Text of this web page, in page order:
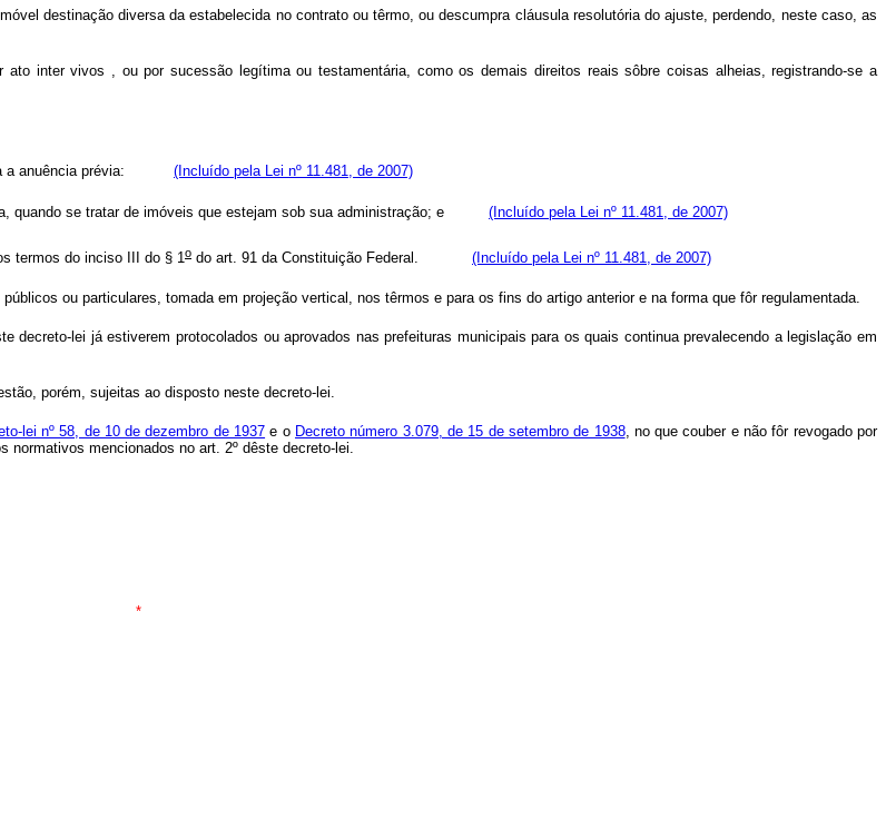
destinação diversa da estabelecida no contrato ou têrmo, ou descumpra cláusula resolutória do ajuste, perdendo, neste caso, as
inter vivos , ou por sucessão legítima ou testamentária, como os demais direitos reais sôbre coisas alheias, registrando-se a
a anuência prévia: (Incluído pela Lei nº 11.481, de 2007)
quando se tratar de imóveis que estejam sob sua administração; e (Incluído pela Lei nº 11.481, de 2007)
termos do inciso III do § 1o do art. 91 da Constituição Federal. (Incluído pela Lei nº 11.481, de 2007)
ou particulares, tomada em projeção vertical, nos têrmos e para os fins do artigo anterior e na forma que fôr regulamentada.
decreto-lei já estiverem protocolados ou aprovados nas prefeituras municipais para os quais continua prevalecendo a legislação em
porém, sujeitas ao disposto neste decreto-lei.
lei nº 58, de 10 de dezembro de 1937 e o Decreto número 3.079, de 15 de setembro de 1938, no que couber e não fôr revogado por
normativos mencionados no art. 2º dêste decreto-lei.
*